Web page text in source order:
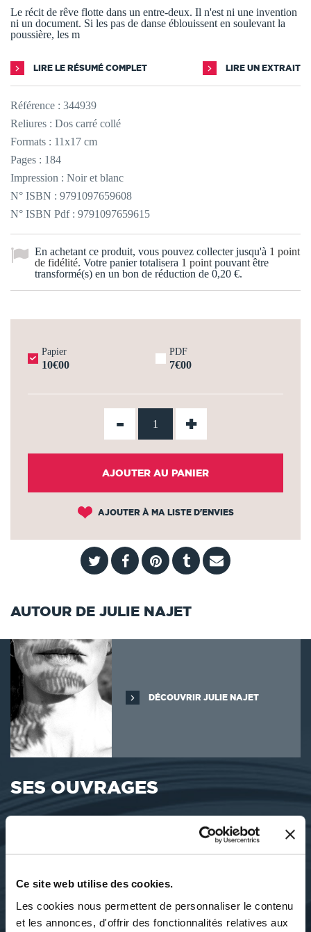
Ce site web utilise des cookies.
Les cookies nous permettent de personnaliser le contenu
et les annonces, d'offrir des fonctionnalités relatives aux
Le récit de rêve flotte dans un entre-deux. Il n'est ni une invention
ni un document. Si les pas de danse éblouissent en soulevant la
poussière, les m
LIRE LE RÉSUMÉ COMPLET LIRE UN EXTRAIT
Référence : 344939
Reliures : Dos carré collé
Formats : 11x17 cm
Pages : 184
Impression : Noir et blanc
N° ISBN : 9791097659608
N° ISBN Pdf : 9791097659615
En achetant ce produit, vous pouvez collecter jusqu'à 1 point
de fidélité. Votre panier totalisera 1 point pouvant être
transformé(s) en un bon de réduction de 0,20 €.
Papier
10€00
PDF
7€00
- +
AJOUTER AU PANIER
AJOUTER À MA LISTE D'ENVIES
AUTOUR DE JULIE NAJET
DÉCOUVRIR JULIE NAJET
SES OUVRAGES